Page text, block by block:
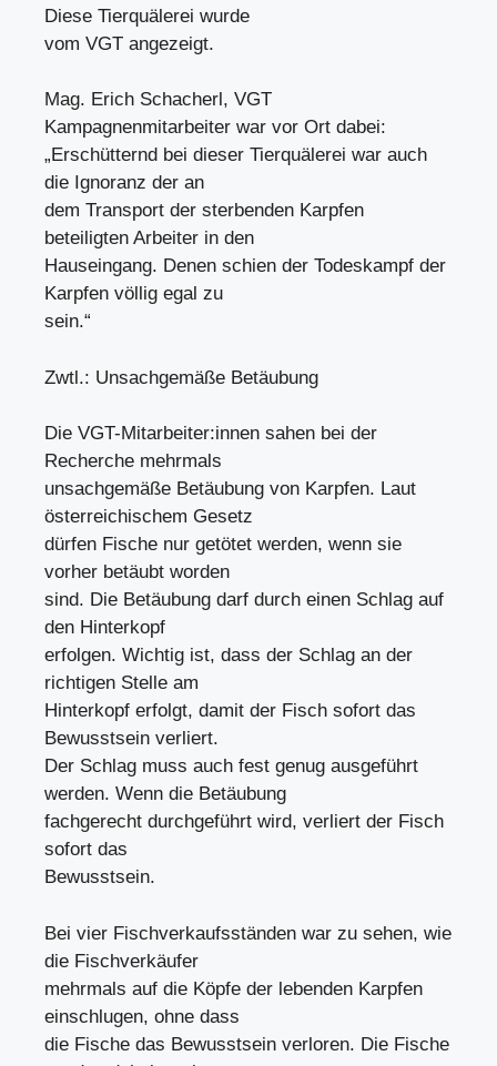
Diese Tierquälerei wurde
vom VGT angezeigt.
Mag. Erich Schacherl, VGT
Kampagnenmitarbeiter war vor Ort dabei:
„Erschütternd bei dieser Tierquälerei war auch
die Ignoranz der an
dem Transport der sterbenden Karpfen
beteiligten Arbeiter in den
Hauseingang. Denen schien der Todeskampf der
Karpfen völlig egal zu
sein.“
Zwtl.: Unsachgemäße Betäubung
Die VGT-Mitarbeiter:innen sahen bei der
Recherche mehrmals
unsachgemäße Betäubung von Karpfen. Laut
österreichischem Gesetz
dürfen Fische nur getötet werden, wenn sie
vorher betäubt worden
sind. Die Betäubung darf durch einen Schlag auf
den Hinterkopf
erfolgen. Wichtig ist, dass der Schlag an der
richtigen Stelle am
Hinterkopf erfolgt, damit der Fisch sofort das
Bewusstsein verliert.
Der Schlag muss auch fest genug ausgeführt
werden. Wenn die Betäubung
fachgerecht durchgeführt wird, verliert der Fisch
sofort das
Bewusstsein.
Bei vier Fischverkaufsständen war zu sehen, wie
die Fischverkäufer
mehrmals auf die Köpfe der lebenden Karpfen
einschlugen, ohne dass
die Fische das Bewusstsein verloren. Die Fische